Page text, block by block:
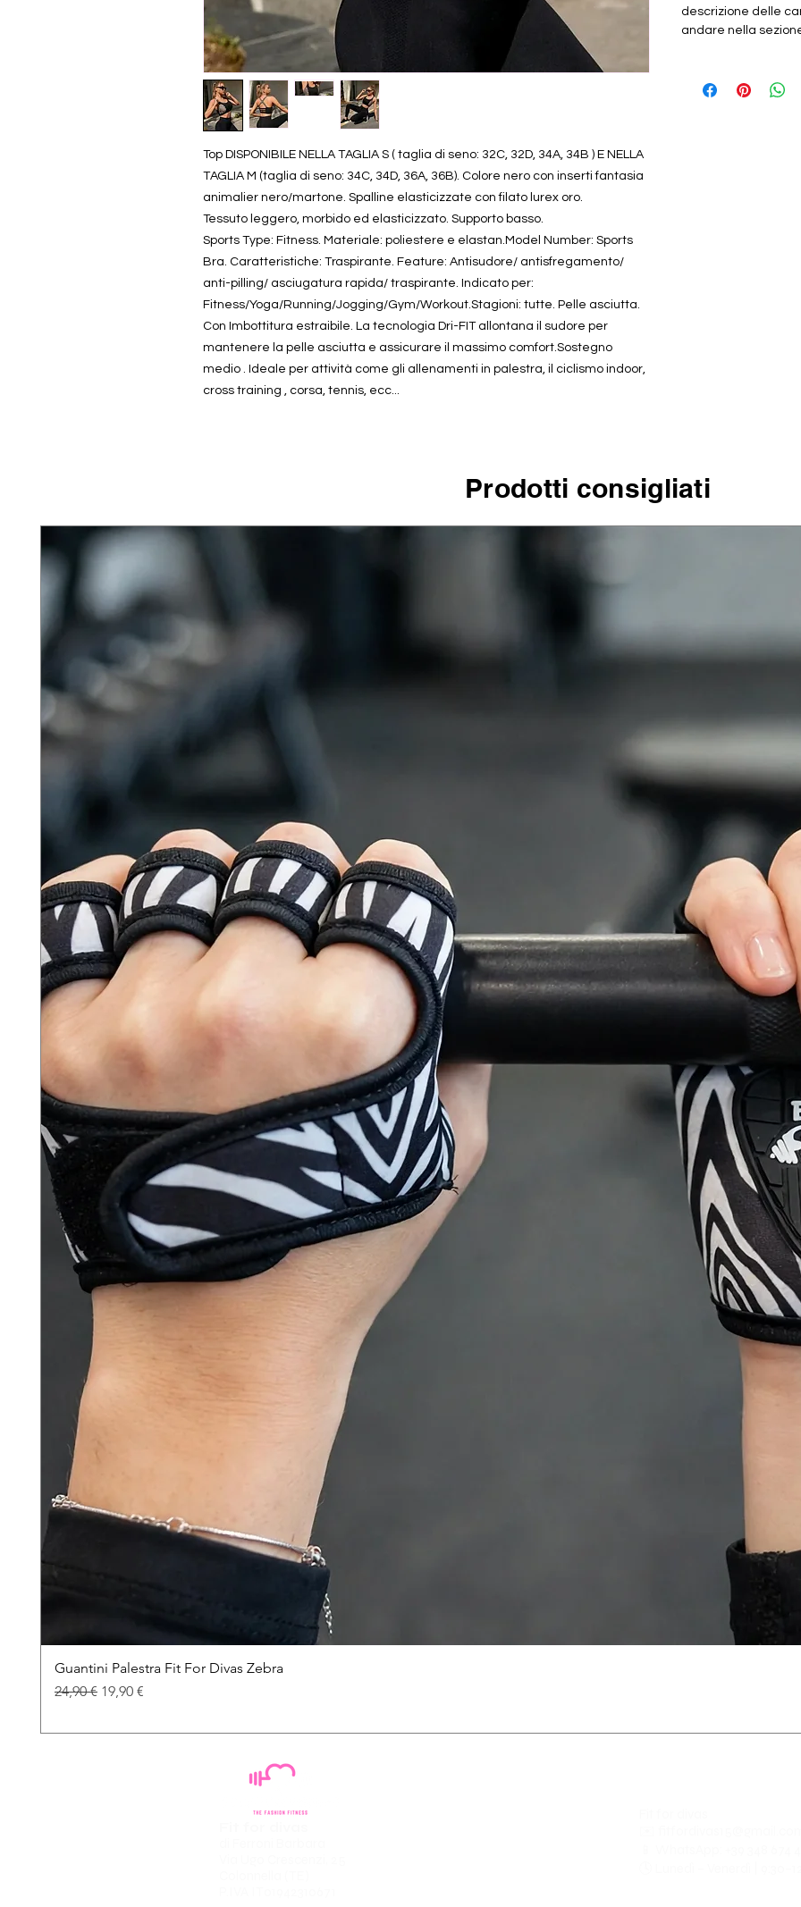
Top DISPONIBILE NELLA TAGLIA S ( taglia di seno: 32C, 32D, 34A, 34B ) E NELLA
TAGLIA M (taglia di seno: 34C, 34D, 36A, 36B). Colore nero con inserti fantasia
animalier nero/martone. Spalline elasticizzate con filato lurex oro.
Tessuto leggero, morbido ed elasticizzato. Supporto basso.
Sports Type: Fitness. Materiale: poliestere e elastan.Model Number: Sports
Bra. Caratteristiche: Traspirante. Feature: Antisudore/ antisfregamento/
anti-pilling/ asciugatura rapida/ traspirante. Indicato per:
Fitness/Yoga/Running/Jogging/Gym/Workout.Stagioni: tutte. Pelle asciutta.
Con Imbottitura estraibile. La tecnologia Dri-FIT allontana il sudore per
mantenere la pelle asciutta e assicurare il massimo comfort.Sostegno
medio . Ideale per attività come gli allenamenti in palestra, il ciclismo indoor,
cross training , corsa, tennis, ecc...
descrizione delle
andare nella
Prodotti consigliati
Guantini Palestra Fit For Divas Zebra
Prezzo regolare
24,90 € Prezzo scontato
19,90 €